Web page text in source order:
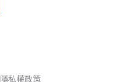
隱私權政策